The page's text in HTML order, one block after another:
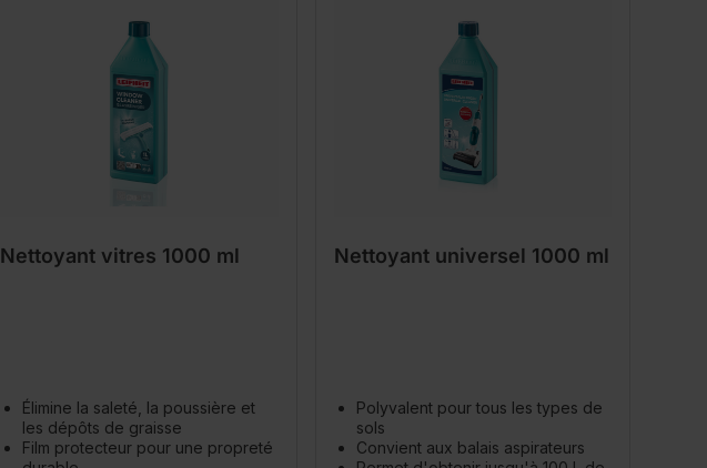
Nettoyant vitres 1000 ml
Élimine la saleté, la poussière et
les dépôts de graisse
Film protecteur pour une propreté
Nettoyant universel 1000 ml
Polyvalent pour tous les types de
sols
Convient aux balais aspirateurs